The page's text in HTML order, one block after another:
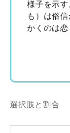
様子を示
も）は俗
かくのは恋
選択肢と割合